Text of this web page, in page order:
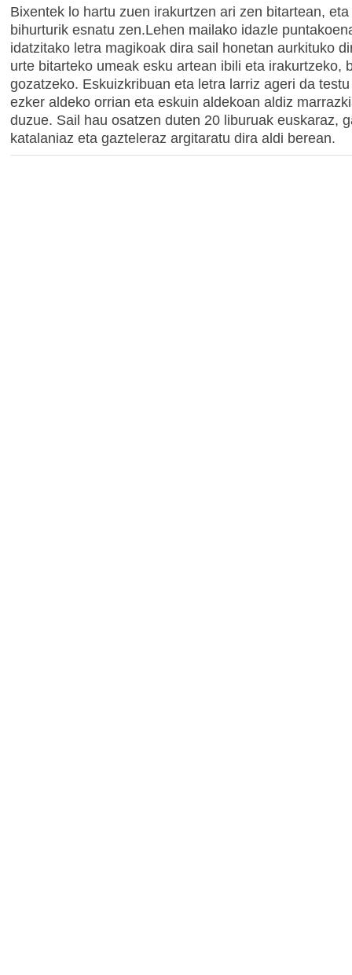
Bixentek lo hartu zuen irakurtzen ari zen bitartean,
bihurturik esnatu zen.Lehen mailako idazle
idatzitako letra magikoak dira sail honetan aurkituko
urte bitarteko umeak esku artean ibili eta irakurtzeko,
gozatzeko. Eskuizkribuan eta letra larriz ageri da
ezker aldeko orrian eta eskuin aldekoan aldiz
duzue. Sail hau osatzen duten 20 liburuak euskaraz,
katalaniaz eta gazteleraz argitaratu dira aldi berean.